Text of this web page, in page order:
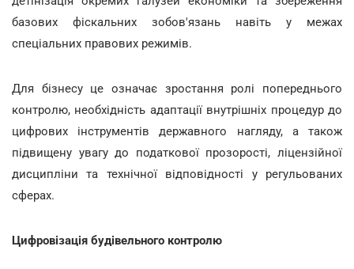
базових фіскальних зобов'язань навіть у межах
спеціальних правових режимів.
Для бізнесу це означає зростання ролі попереднього
контролю, необхідність адаптації внутрішніх процедур до
цифрових інструментів державного нагляду, а також
підвищену увагу до податкової прозорості, ліцензійної
дисципліни та технічної відповідності у регульованих
сферах.
Цифровізація будівельного контролю